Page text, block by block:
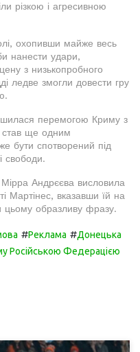
різкою і агресивною
охопивши майже весь
нанести удари,
з низькопробного
ледве змогли довести гру
перемогою Криму з
став ще одним
бути спотворений під
свободи.
Мірра Андрєєва висловила
Мартінес, вказавши їй на
цьому образливу фразу.
#Реклама #Донецька
Російською Федерацією